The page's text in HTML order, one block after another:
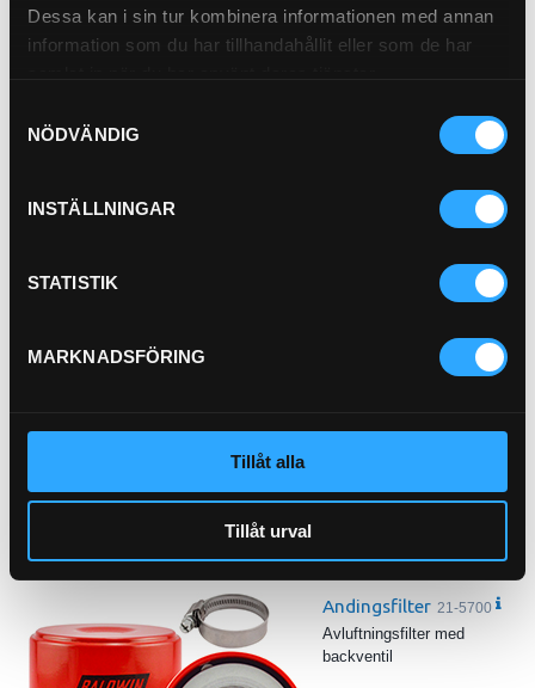
Dessa kan i sin tur kombinera informationen med annan
information som du har tillhandahållit eller som de har
NÖDVÄNDIG
INSTÄLLNINGAR
STATISTIK
MARKNADSFÖRING
Tillåt alla
Tillåt urval
Köp
21-9371-2
Pris exkl. 264.00
Andingsfilter 21-5700
Avluftningsfilter med
backventil